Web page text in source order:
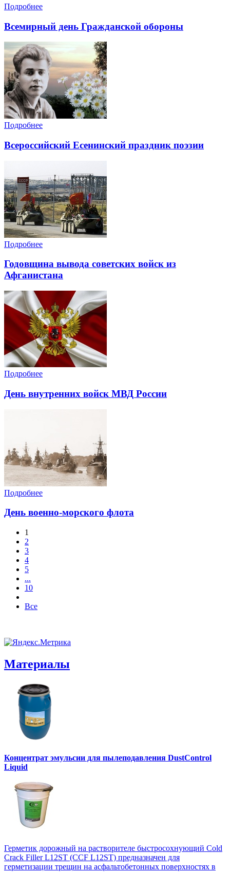
Подробнее
Всемирный день Гражданской обороны
Подробнее
Всероссийский Есенинский праздник поэзии
Подробнее
Годовщина вывода советских войск из
Афганистана
Подробнее
День внутренних войск МВД России
Подробнее
День военно-морского флота
1
2
3
4
5
...
10
Все
Материалы
Концентрат эмульсии для пылеподавления DustControl
Liquid
Герметик дорожный на растворителе быстросохнующий Cold
Crack Filler L12SТ (CCF L12SТ) предназначен для
герметизации трещин на асфальтобетонных поверхностях в